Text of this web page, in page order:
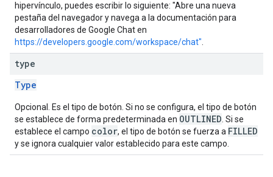
hipervínculo, puedes escribir lo siguiente: "Abre una nueva
pestaña del navegador y navega a la documentación para
desarrolladores de Google Chat en
https://developers.google.com/workspace/chat"
type
Type
Opcional. Es el tipo de botón. Si no se configura, el tipo de botón
se establece de forma predeterminada en OUTLINED . Si se
establece el campo color, el tipo de botón se fuerza a FILLED
y se ignora cualquier valor establecido para este campo.